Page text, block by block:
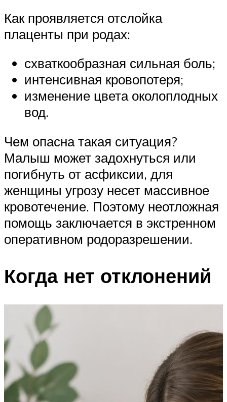
Как проявляется отслойка
плаценты при родах:
схваткообразная сильная боль;
интенсивная кровопотеря;
изменение цвета околоплодных
вод.
Чем опасна такая ситуация?
Малыш может задохнуться или
погибнуть от асфиксии, для
женщины угрозу несет массивное
кровотечение. Поэтому неотложная
помощь заключается в экстренном
оперативном родоразрешении.
Когда нет отклонений